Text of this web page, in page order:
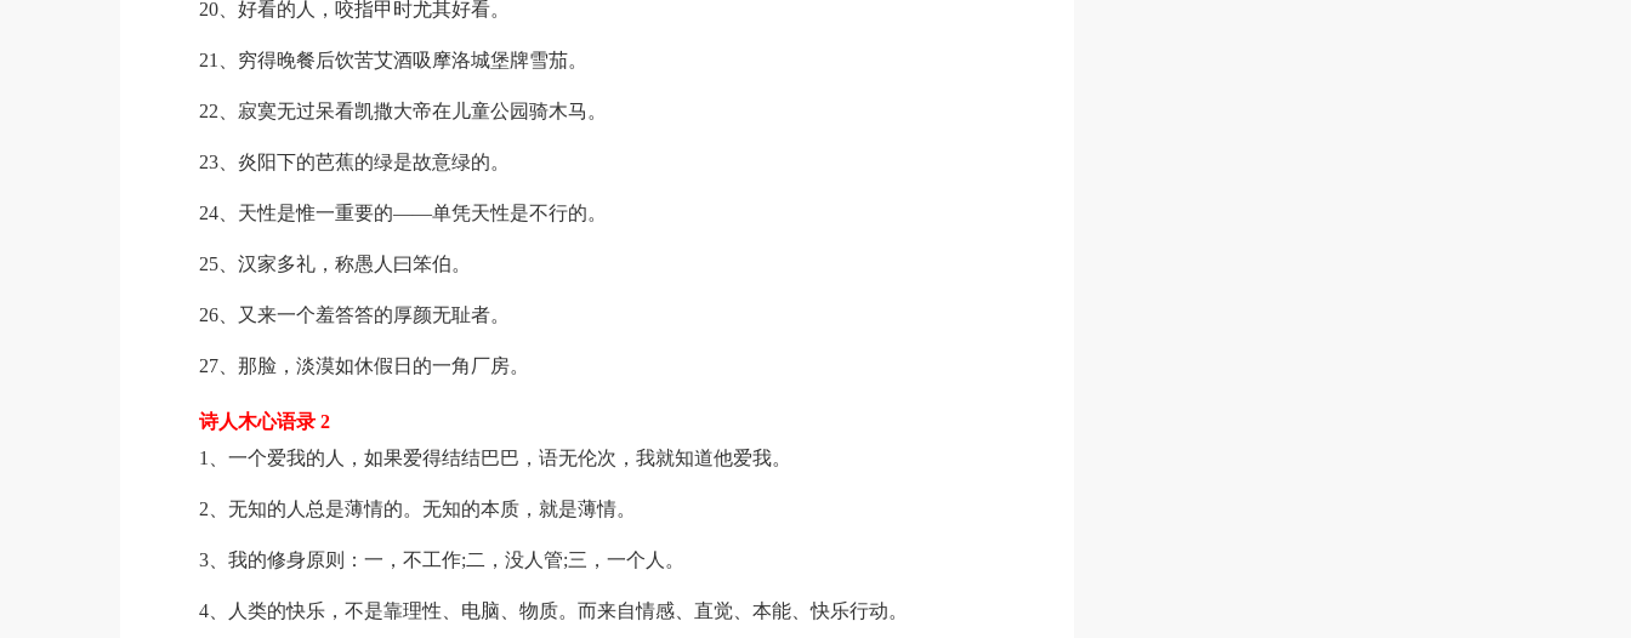
20、好看的人，咬指甲时尤其好看。
21、穷得晚餐后饮苦艾酒吸摩洛城堡牌雪茄。
22、寂寞无过呆看凯撒大帝在儿童公园骑木马。
23、炎阳下的芭蕉的绿是故意绿的。
24、天性是惟一重要的——单凭天性是不行的。
25、汉家多礼，称愚人曰笨伯。
26、又来一个羞答答的厚颜无耻者。
27、那脸，淡漠如休假日的一角厂房。
诗人木心语录 2
1、一个爱我的人，如果爱得结结巴巴，语无伦次，我就知道他爱我。
2、无知的人总是薄情的。无知的本质，就是薄情。
3、我的修身原则：一，不工作;二，没人管;三，一个人。
4、人类的快乐，不是靠理性、电脑、物质。而来自情感、直觉、本能、快乐行动。